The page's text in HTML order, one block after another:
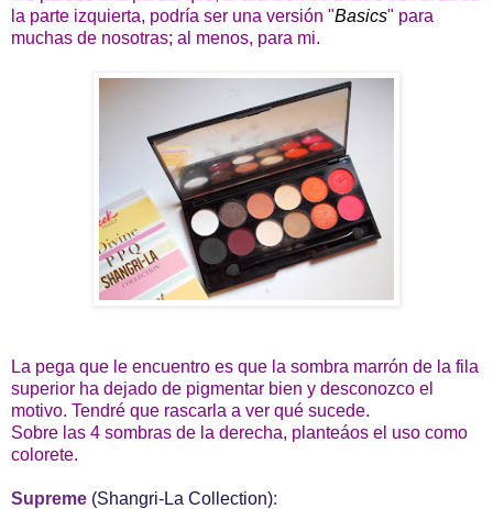
la parte izquierta, podría ser una versión "Basics" para
muchas de nosotras; al menos, para mi.
La pega que le encuentro es que la sombra marrón de la fila
superior ha dejado de pigmentar bien y desconozco el
motivo. Tendré que rascarla a ver qué sucede.
Sobre las 4 sombras de la derecha, planteáos el uso como
colorete.
Supreme (Shangri-La Collection):